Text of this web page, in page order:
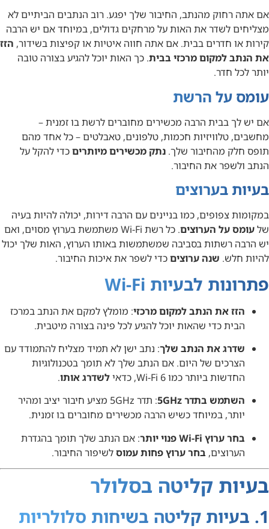
אם אתה רחוק מהנתב, החיבור שלך יפגע. רוב הנתבים הביתיים לא
מצליחים לשדר את האות על מרחקים גדולים, במיוחד אם יש הרבה
קירות או חדרים בבית. אם אתה חווה איטיות או קפיצות בשידור, הזז
את הנתב למקום מרכזי בבית. כך האות יוכל להגיע בצורה טובה
יותר לכל חדר.
עומס על הרשת
אם יש לך בבית הרבה מכשירים מחוברים לרשת בו זמנית –
מחשבים, טלוויזיות חכמות, טלפונים, טאבלטים – כל אחד מהם
תופס חלק מהחיבור שלך. נתק מכשירים מיותריםכדי להקל על
הנתב ולשפר את החיבור.
בעיות בערוצים
במקומות צפופים, כמו בניינים עם הרבה דירות, יכולה להיות בעיה
שלעומס על הערוצים
. כל רשת Wi-Fi משתמשת בערוץ מסוים, ואם
יש הרבה רשתות בסביבה שמשתמשות באותו הערוץ, האות שלך יכול
להיות חלש. שנה ערוציםכדי לשפר את איכות החיבור.
פתרונות לבעיות Wi-Fi
הזז את הנתב למקום מרכזי: מומלץ למקם את הנתב במרכז
הבית כדי שהאות יוכל להגיע לכל פינה בצורה מיטבית.
שדרג את הנתב שלך: נתב ישן לא תמיד מצליח להתמודד עם
הצרכים של היום. אם הנתב שלך לא תומך בטכנולוגיות
החדשות ביותר כמו Wi-Fi 6, כדאי
לשדרג אותו.
השתמש בתדר 5GHz
: תדר 5GHz מציע חיבור יציב ומהיר
יותר, במיוחד כשיש הרבה מכשירים מחוברים בו זמנית.
בחר ערוץ Wi-Fi פנוי יותר
: אם הנתב שלך תומך בהגדרת
הערוצים, בחר ערוץ פחות עמוסלשיפור החיבור.
בעיות קליטה בסלולר
1. בעיות קליטה בשיחות סלולריות